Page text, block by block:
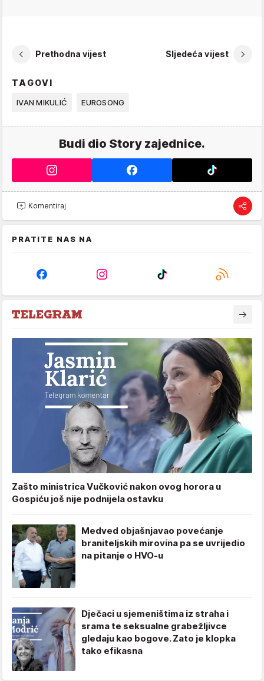
Prethodna vijest Sljedeća vijest
TAGOVI
IVAN MIKULIĆ EUROSONG
Budi dio Story zajednice.
Komentiraj
PRATITE NAS NA
Zašto ministrica Vučković nakon ovog horora u
Gospiću još nije podnijela ostavku
Medved objašnjavao povećanje
braniteljskih mirovina pa se uvrijedio
na pitanje o HVO-u
Dječaci u sjemeništima iz straha i
srama te seksualne grabežljivce
gledaju kao bogove. Zato je klopka
tako efikasna